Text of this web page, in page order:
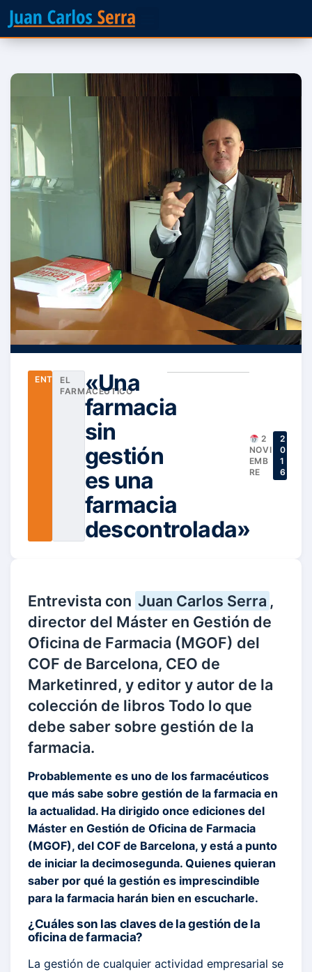
ENTREVISTAS
EL
FARMACÉUTICO
«Una
farmacia
sin
gestión
es una
farmacia
descontrolada»
2
NOVI
EMB
RE
2
0
1
6
Entrevista con Juan Carlos Serra ,
director del Máster en Gestión de
Oficina de Farmacia (MGOF) del
COF de Barcelona, CEO de
Marketinred, y editor y autor de la
colección de libros Todo lo que
debe saber sobre gestión de la
farmacia.
Probablemente es uno de los farmacéuticos
que más sabe sobre gestión de la farmacia en
la actualidad. Ha dirigido once ediciones del
Máster en Gestión de Oficina de Farmacia
(MGOF), del COF de Barcelona, y está a punto
de iniciar la decimosegunda. Quienes quieran
saber por qué la gestión es imprescindible
para la farmacia harán bien en escucharle.
¿Cuáles son las claves de la gestión de la
oficina de farmacia?
La gestión de cualquier actividad empresarial se